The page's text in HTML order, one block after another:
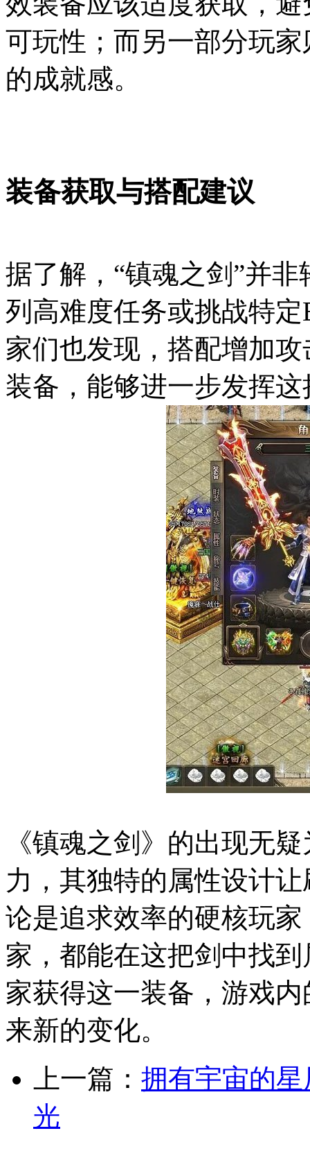
可玩性；而另一部分玩
的成就感。
装备获取与搭配建议
据了解，“镇魂之剑”并
列高难度任务或挑战特
家们也发现，搭配增加
装备，能够进一步发挥
《镇魂之剑》的出现无
力，其独特的属性设计
论是追求效率的硬核玩
家，都能在这把剑中找
家获得这一装备，游戏
来新的变化。
上一篇： 拥有宇宙的
光